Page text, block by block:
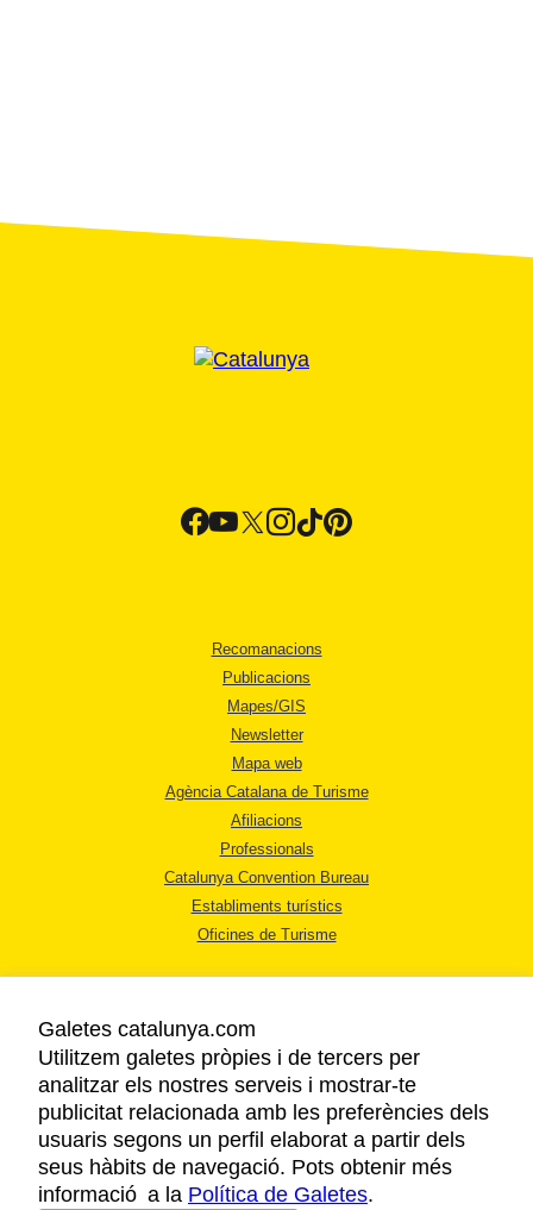
Recomanacions
Publicacions
Mapes/GIS
Newsletter
Mapa web
Agència Catalana de Turisme
Afiliacions
Professionals
Catalunya Convention Bureau
Establiments turístics
Oficines de Turisme
AVÍS LEGAL
POLÍTICA DE PRIVACITAT
COOKIES
ACCESSIBILITAT
Galetes catalunya.com
Utilitzem galetes pròpies i de tercers per
analitzar els nostres serveis i mostrar-te
publicitat relacionada amb les preferències dels
usuaris segons un perfil elaborat a partir dels
seus hàbits de navegació. Pots obtenir més
informació a la Política de Galetes.